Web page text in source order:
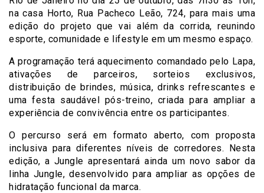
na casa Horto, Rua Pacheco Leão, 724, para mais uma
edição do projeto que vai além da corrida, reunindo
esporte, comunidade e lifestyle em um mesmo espaço.
A programação terá aquecimento comandado pelo Lapa,
ativações de parceiros, sorteios exclusivos,
distribuição de brindes, música, drinks refrescantes e
uma festa saudável pós-treino, criada para ampliar a
experiência de convivência entre os participantes.
O percurso será em formato aberto, com proposta
inclusiva para diferentes níveis de corredores. Nesta
edição, a Jungle apresentará ainda um novo sabor da
linha Jungle, desenvolvido para ampliar as opções de
hidratação funcional da marca.